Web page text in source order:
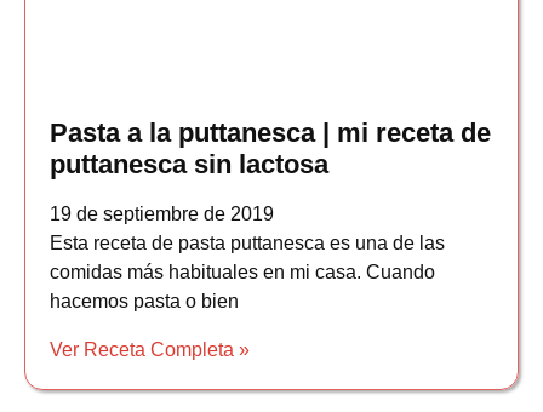
Pasta a la puttanesca | mi receta de
puttanesca sin lactosa
19 de septiembre de 2019
Esta receta de pasta puttanesca es una de las
comidas más habituales en mi casa. Cuando
hacemos pasta o bien
Ver Receta Completa »